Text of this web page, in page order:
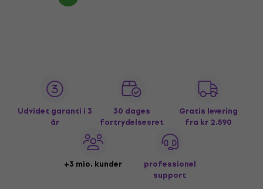
Udvidet garanti i 3
år
30 dages
fortrydelsesret
Gratis levering
fra kr 2.590
+3 mio. kunder
professionel
support